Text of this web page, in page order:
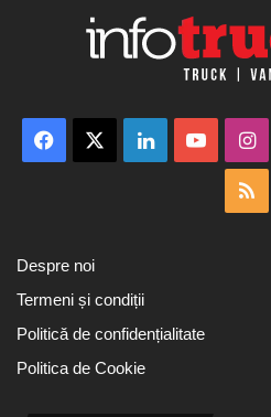
Facebook LinkedInYouTube
Despre noi
Termeni și condiții
Politică de confidențialitate
Politica de Cookie